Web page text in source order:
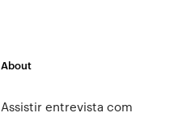
About
Assistir entrevista com